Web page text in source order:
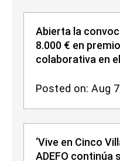
Abierta la
8.000 € en
colaborativa en
Posted on: Aug
‘Vive en Cinco
ADEFO continúa